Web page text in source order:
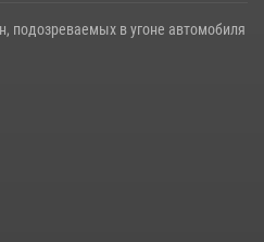
подозреваемых в угоне автомобиля